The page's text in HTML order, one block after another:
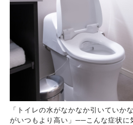
「トイレの水がなかなか引いていか
がいつもより高い」──こんな症状に